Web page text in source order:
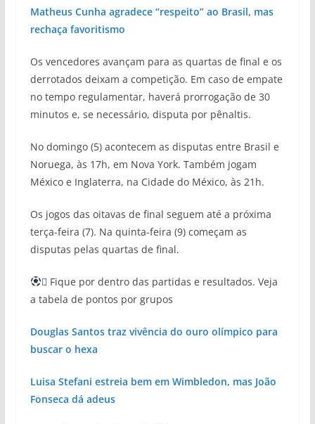
Matheus Cunha agradece “respeito” ao Brasil, mas
rechaça favoritismo
Os vencedores avançam para as quartas de final e os
derrotados deixam a competição. Em caso de empate
no tempo regulamentar, haverá prorrogação de 30
minutos e, se necessário, disputa por pênaltis.
No domingo (5) acontecem as disputas entre Brasil e
Noruega, às 17h, em Nova York. Também jogam
México e Inglaterra, na Cidade do México, às 21h.
Os jogos das oitavas de final seguem até a próxima
terça-feira (7). Na quinta-feira (9) começam as
disputas pelas quartas de final.
 Fique por dentro das partidas e resultados. Veja
a tabela de pontos por grupos
Douglas Santos traz vivência do ouro olímpico para
buscar o hexa
Luisa Stefani estreia bem em Wimbledon, mas João
Fonseca dá adeus